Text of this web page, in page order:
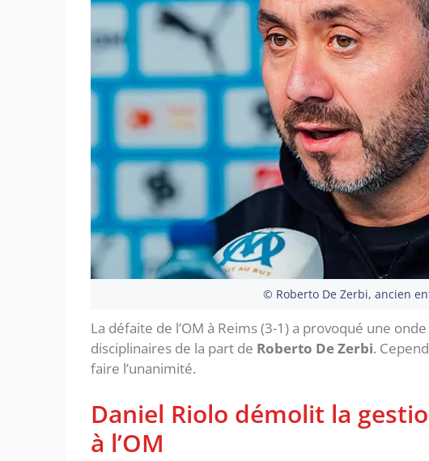
© Roberto De Zerbi, ancien
La défaite de l’OM à Reims (3-1) a provoqué une
disciplinaires de la part de Roberto De Zerbi.
faire l’unanimité.
Daniel Riolo démolit la
à l’OM